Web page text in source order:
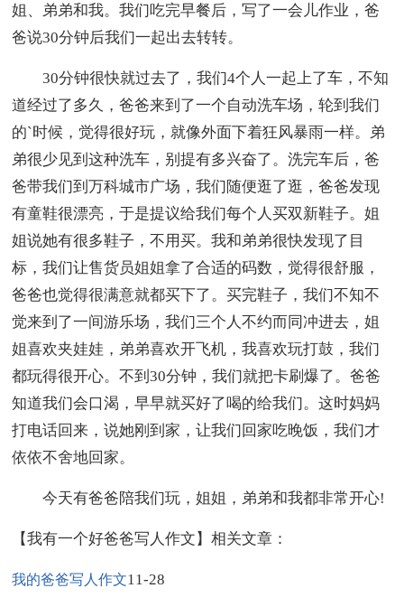
姐、弟弟和我。我们吃完早餐后，写了一会儿作业，爸
爸说30分钟后我们一起出去转转。
30分钟很快就过去了，我们4个人一起上了车，不知
道经过了多久，爸爸来到了一个自动洗车场，轮到我们
的`时候，觉得很好玩，就像外面下着狂风暴雨一样。弟
弟很少见到这种洗车，别提有多兴奋了。洗完车后，爸
爸带我们到万科城市广场，我们随便逛了逛，爸爸发现
有童鞋很漂亮，于是提议给我们每个人买双新鞋子。姐
姐说她有很多鞋子，不用买。我和弟弟很快发现了目
标，我们让售货员姐姐拿了合适的码数，觉得很舒服，
爸爸也觉得很满意就都买下了。买完鞋子，我们不知不
觉来到了一间游乐场，我们三个人不约而同冲进去，姐
姐喜欢夹娃娃，弟弟喜欢开飞机，我喜欢玩打鼓，我们
都玩得很开心。不到30分钟，我们就把卡刷爆了。爸爸
知道我们会口渴，早早就买好了喝的给我们。这时妈妈
打电话回来，说她刚到家，让我们回家吃晚饭，我们才
依依不舍地回家。
今天有爸爸陪我们玩，姐姐，弟弟和我都非常开心!
【我有一个好爸爸写人作文】相关文章：
我的爸爸写人作文11-28